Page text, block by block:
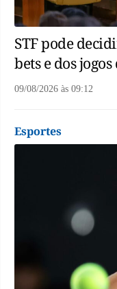
STF pode
bets e dos
09/08/2026 às 09:12
Esportes